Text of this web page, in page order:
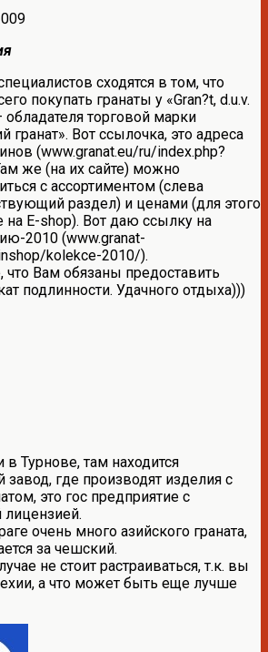
сходятся в том, что
покупать гранаты у «Gran?t, d.u.v.
обладателя торговой марки
гранат». Вот ссылочка, это адреса
(www.granat.eu/ru/index.php?
же (на их сайте) можно
с ассортиментом (слева
раздел) и ценами (для этого
на E-shop). Вот даю ссылку на
2010 (www.granat-
kolekce-2010/).
что Вам обязаны предоставить
подлинности. Удачного отдыха)))
Турнове, там находится
где производят изделия с
это гос предприятие с
лицензией.
очень много азийского граната,
за чешский.
не стоит растраиваться, т.к. вы
а что может быть еще лучше